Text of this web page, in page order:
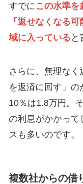
すでに この水準を
「返せなくなる
域に入っている と
さらに、無理な
を返済に回す」
10％は1.8万円。
の利息がかかって
スも多いのです。
複数社からの借